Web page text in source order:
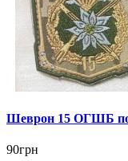
Шеврон 15 ОГШБ
90грн